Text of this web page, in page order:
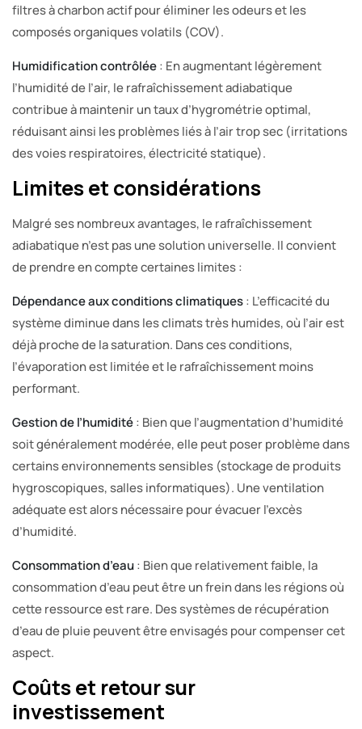
filtres à charbon actif pour éliminer les odeurs et les
composés organiques volatils (COV).
Humidification contrôlée: En augmentant légèrement
l’humidité de l’air, le rafraîchissement adiabatique
contribue à maintenir un taux d’hygrométrie optimal,
réduisant ainsi les problèmes liés à l’air trop sec (irritations
des voies respiratoires, électricité statique).
Limites et considérations
Malgré ses nombreux avantages, le rafraîchissement
adiabatique n’est pas une solution universelle. Il convient
de prendre en compte certaines limites :
Dépendance aux conditions climatiques: L’efficacité du
système diminue dans les climats très humides, où l’air est
déjà proche de la saturation. Dans ces conditions,
l’évaporation est limitée et le rafraîchissement moins
performant.
Gestion de l’humidité: Bien que l’augmentation d’humidité
soit généralement modérée, elle peut poser problème dans
certains environnements sensibles (stockage de produits
hygroscopiques, salles informatiques). Une ventilation
adéquate est alors nécessaire pour évacuer l’excès
d’humidité.
Consommation d’eau: Bien que relativement faible, la
consommation d’eau peut être un frein dans les régions où
cette ressource est rare. Des systèmes de récupération
d’eau de pluie peuvent être envisagés pour compenser cet
aspect.
Coûts et retour sur
investissement